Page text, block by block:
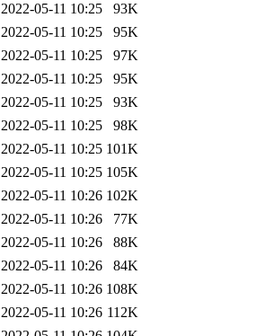
2022-05-11 10:25
93K
2022-05-11 10:25
95K
2022-05-11 10:25
97K
2022-05-11 10:25
95K
2022-05-11 10:25
93K
2022-05-11 10:25
98K
2022-05-11 10:25 101K
2022-05-11 10:25 105K
2022-05-11 10:26 102K
2022-05-11 10:26
77K
2022-05-11 10:26
88K
2022-05-11 10:26
84K
2022-05-11 10:26 108K
2022-05-11 10:26 112K